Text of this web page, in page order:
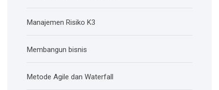
Manajemen Risiko K3
Membangun bisnis
Metode Agile dan Waterfall